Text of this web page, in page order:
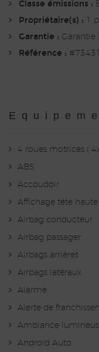
Classe émissions :
Propriétaire(s) : 1
Garantie : Garantie
Référence : #73431
4 roues motrices (
ABS
Accoudoir
Affichage tête haute
Airbag conducteur
Airbag passager
Airbags arrières
Airbags latéraux
Alarme
Alerte de
Ambiance
Android Auto